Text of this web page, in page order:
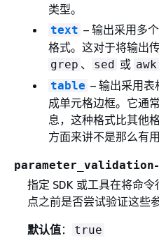
类型。
text – 输出采用多
格式。这对于将输出
grep 、 sed 或 awk
table – 输出采用
成单元格边框。它通
息，这种格式比其他
方面来讲不是那么有用
parameter_validation
指定 SDK 或工具在将命
点之前是否尝试验证这些参
默认值： true